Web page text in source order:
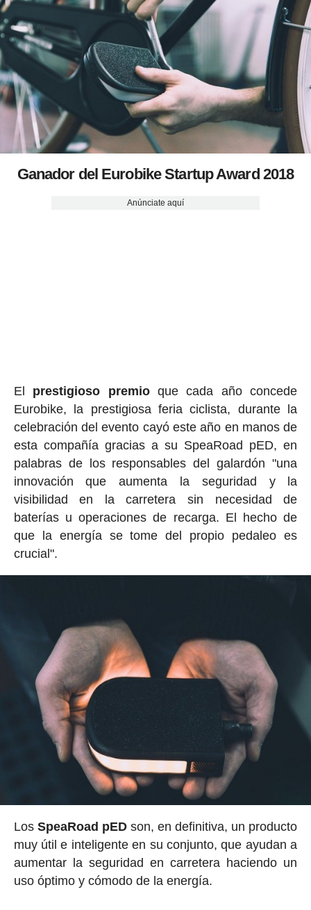
Ganador del Eurobike Startup Award 2018
Anúnciate aquí
El prestigioso premioque cada año concede
Eurobike, la prestigiosa feria ciclista, durante la
celebración del evento cayó este año en manos de
esta compañía gracias a su SpeaRoad pED, en
palabras de los responsables del galardón "una
innovación que aumenta la seguridad y la
visibilidad en la carretera sin necesidad de
baterías u operaciones de recarga. El hecho de
que la energía se tome del propio pedaleo es
crucial".
Los SpeaRoad pEDson, en definitiva, un producto
muy útil e inteligente en su conjunto, que ayudan a
aumentar la seguridad en carretera haciendo un
uso óptimo y cómodo de la energía.